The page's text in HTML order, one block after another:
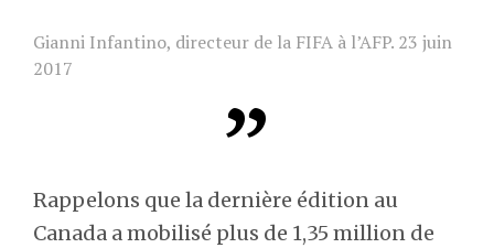
Gianni Infantino, directeur de la FIFA à l’AFP. 23 juin
2017
Rappelons que la dernière édition au
Canada a mobilisé plus de 1,35 million de